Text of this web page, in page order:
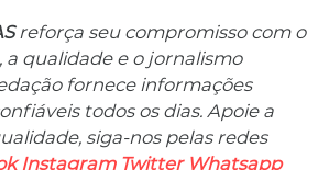
reforça seu compromisso com o
a qualidade e o jornalismo
fornece informações
​​todos os dias. Apoie a
siga-nos pelas redes
Instagram Twitter Whatsapp